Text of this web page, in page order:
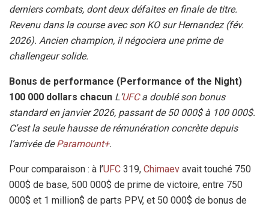
derniers combats, dont deux défaites en finale de titre.
Revenu dans la course avec son KO sur Hernandez (fév.
2026). Ancien champion, il négociera une prime de
challengeur solide.
Bonus de performance (Performance of the Night)
100 000 dollars chacun L’UFCa doublé son bonus
standard en janvier 2026, passant de 50 000$ à 100 000$.
C’est la seule hausse de rémunération concrète depuis
l’arrivée deParamount+.
Pour comparaison : à l’UFC 319, Chimaev avait touché 750
000$ de base, 500 000$ de prime de victoire, entre 750
000$ et 1 million$ de parts PPV, et 50 000$ de bonus de